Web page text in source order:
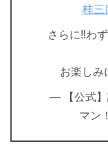
桂三
さらに‼️わ
お楽しみ
— 【公式
マン